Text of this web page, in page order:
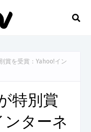
賞を受賞：Yahoo!イン
特別賞
ンターネ